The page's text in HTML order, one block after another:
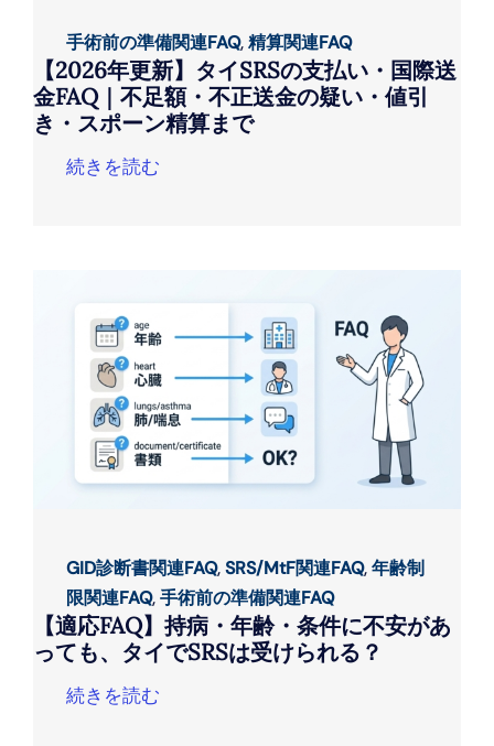
手術前の準備関連FAQ,精算関連FAQ
【2026年更新】タイSRSの支払い・国際送
金FAQ｜不足額・不正送金の疑い・値引
き・スポーン精算まで
続きを読む
GID診断書関連FAQ,SRS/MtF関連FAQ,年齢制
限関連FAQ,手術前の準備関連FAQ
【適応FAQ】持病・年齢・条件に不安があ
っても、タイでSRSは受けられる？
続きを読む